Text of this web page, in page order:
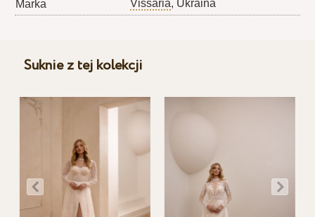
Marka
Vissaria, Ukraina
Suknie z tej kolekcji